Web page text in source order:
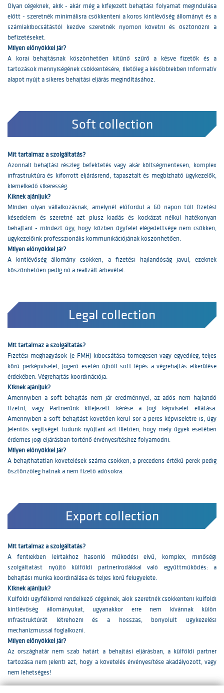
Olyan cégeknek, akik - akár még a kifejezett behajtási folyamat megindulása
előtt - szeretnék minimálisra csökkenteni a koros kintlévőség állományt és a
számlakibocsátástól kezdve szeretnék nyomon követni és ösztönözni a
befizetéseket.
Milyen előnyökkel jár?
A korai behajtásnak köszönhetően kitűnő szűrő a késve fizetők és a
tartozások mennyiségének csökkentésére, illetőleg a későbbiekben informatív
alapot nyújt a sikeres behajtási eljárás megindításához.
Soft collection
Mit tartalmaz a szolgáltatás?
Azonnali behajtási részleg befektetés vagy akár költségmentesen, komplex
infrastruktúra és kiforrott eljárásrend, tapasztalt és megbízható ügykezelők,
kiemelkedő sikeresség.
Kiknek ajánljuk?
Minden olyan vállalkozásnak, amelynél előfordul a 60 napon túli fizetési
késedelem és szeretné azt plusz kiadás és kockázat nélkül hatékonyan
behajtani - mindezt úgy, hogy közben ügyfelei elégedettsége nem csökken,
ügykezelőink professzionális kommunikációjának köszönhetően.
Milyen előnyökkel jár?
A kintlévőség állomány csökken, a fizetési hajlandóság javul, ezeknek
köszönhetően pedig nő a realizált árbevétel.
Legal collection
Mit tartalmaz a szolgáltatás?
Fizetési meghagyások (e-FMH) kibocsátása tömegesen vagy egyedileg, teljes
körű perképviselet, jogerő esetén újbóli soft lépés a végrehajtás elkerülése
érdekében. Végrehajtás koordinációja.
Kiknek ajánljuk?
Amennyiben a soft behajtás nem jár eredménnyel, az adós nem hajlandó
fizetni, vagy Partnerünk kifejezett kérése a jogi képviselet ellátása.
Amennyiben a soft behajtást követően kerül sor a peres képviseletre is, úgy
jelentős segítséget tudunk nyújtani azt illetően, hogy mely ügyek esetében
érdemes jogi eljárásban történő érvényesítéshez folyamodni.
Milyen előnyökkel jár?
A behajthatatlan követelések száma csökken, a precedens értékű perek pedig
ösztönzőleg hatnak a nem fizető adósokra.
Export collection
Mit tartalmaz a szolgáltatás?
A fentiekben leírtakhoz hasonló működési elvű, komplex, minőségi
szolgáltatást nyújtó külföldi partnerirodákkal való együttműködés: a
behajtási munka koordinálása és teljes körű felügyelete.
Kiknek ajánljuk?
Külföldi ügyfélkörrel rendelkező cégeknek, akik szeretnék csökkenteni külföldi
kintlévőség állományukat, ugyanakkor erre nem kívánnak külön
infrastruktúrát létrehozni és a hosszas, bonyolult ügykezelési
mechanizmussal foglalkozni.
Milyen előnyökkel jár?
Az országhatár nem szab határt a behajtási eljárásban, a külföldi partner
tartozása nem jelenti azt, hogy a követelés érvényesítése akadályozott, vagy
nem lehetséges!